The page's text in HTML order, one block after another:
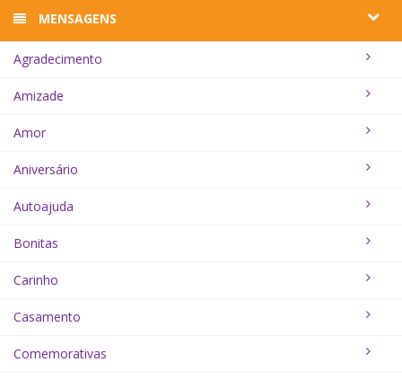
MENSAGENS
Agradecimento
Amizade
Amor
Aniversário
Autoajuda
Bonitas
Carinho
Casamento
Comemorativas